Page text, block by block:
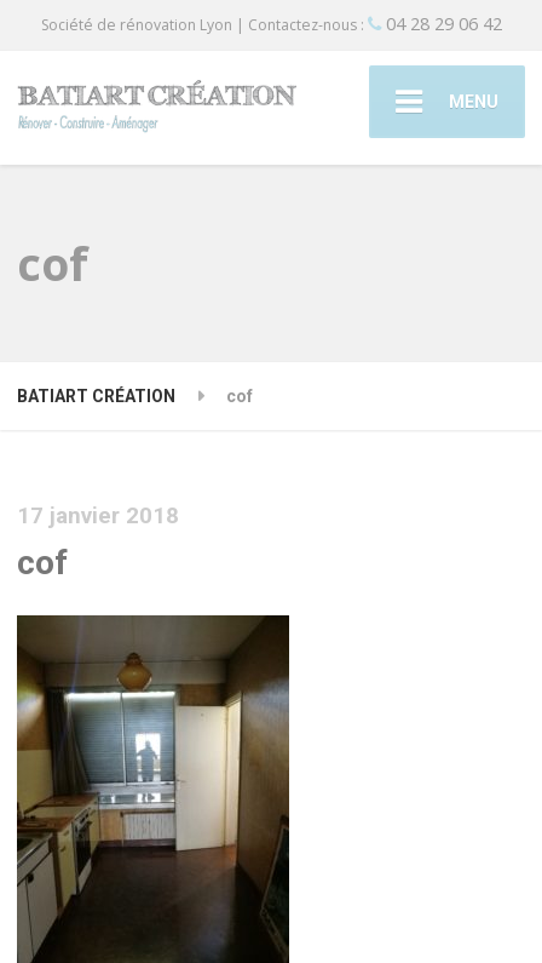
Société de rénovation Lyon | Contactez-nous : 04 28 29 06 42
MENU
cof
BATIART CRÉATION cof
17 janvier 2018
cof